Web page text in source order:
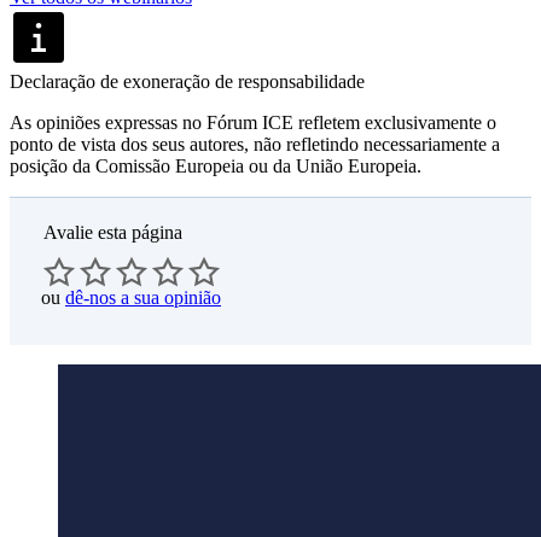
Declaração de exoneração de responsabilidade
As opiniões expressas no Fórum ICE refletem exclusivamente o
ponto de vista dos seus autores, não refletindo necessariamente a
posição da Comissão Europeia ou da União Europeia.
Avalie esta página
ou dê-nos a sua opinião